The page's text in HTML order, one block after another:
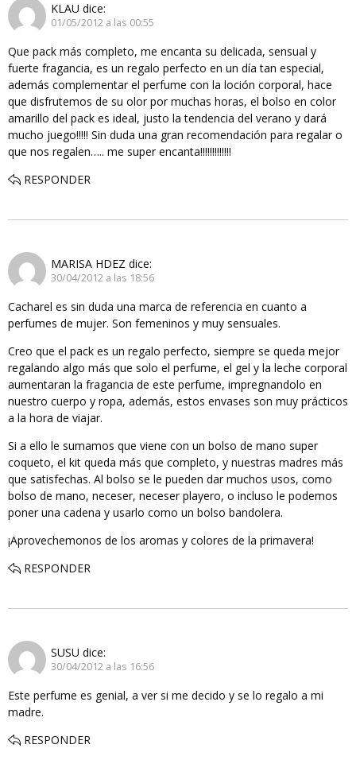
KLAU dice:
01/05/2012 a las 00:55
Que pack más completo, me encanta su delicada, sensual y
fuerte fragancia, es un regalo perfecto en un día tan especial,
además complementar el perfume con la loción corporal, hace
que disfrutemos de su olor por muchas horas, el bolso en color
amarillo del pack es ideal, justo la tendencia del verano y dará
mucho juego!!!!! Sin duda una gran recomendación para regalar o
que nos regalen….. me super encanta!!!!!!!!!!!!!
RESPONDER
MARISA HDEZ dice:
30/04/2012 a las 18:56
Cacharel es sin duda una marca de referencia en cuanto a
perfumes de mujer. Son femeninos y muy sensuales.
Creo que el pack es un regalo perfecto, siempre se queda mejor
regalando algo más que solo el perfume, el gel y la leche corporal
aumentaran la fragancia de este perfume, impregnandolo en
nuestro cuerpo y ropa, además, estos envases son muy prácticos
a la hora de viajar.
Si a ello le sumamos que viene con un bolso de mano super
coqueto, el kit queda más que completo, y nuestras madres más
que satisfechas. Al bolso se le pueden dar muchos usos, como
bolso de mano, neceser, neceser playero, o incluso le podemos
poner una cadena y usarlo como un bolso bandolera.
¡Aprovechemonos de los aromas y colores de la primavera!
RESPONDER
SUSU dice:
30/04/2012 a las 16:56
Este perfume es genial, a ver si me decido y se lo regalo a mi
madre.
RESPONDER